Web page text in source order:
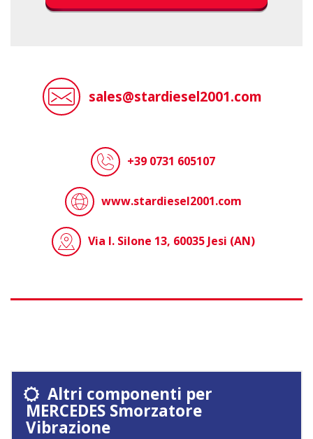
sales@stardiesel2001.com
+39 0731 605107
www.stardiesel2001.com
Via I. Silone 13, 60035 Jesi (AN)
Altri componenti per
MERCEDES Smorzatore
Vibrazione